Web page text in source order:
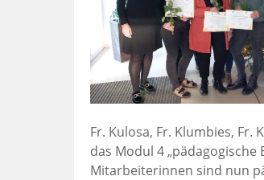
Fr. Kulosa, Fr. Klumbies,
das Modul 4
Mitarbeiterinnen sind nun